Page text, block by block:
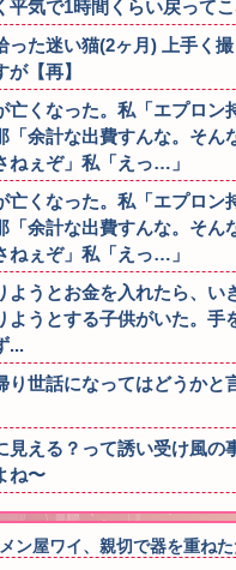
平気で1時間くらい戻って
った迷い猫(2ヶ月) 上手く
【再】
亡くなった。私「エプロン
「余計な出費すんな。そん
ねぇぞ」私「えっ…」
亡くなった。私「エプロン
「余計な出費すんな。そん
ねぇぞ」私「えっ…」
ようとお金を入れたら、い
ようとする子供がいた。手
...
り世話になってはどうかと
見える？って誘い受け風の
ね〜
メン屋ワイ、親切で器を重